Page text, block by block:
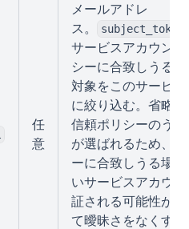
任
意
メールアドレ
ス。
subject_token
サービスアカウン
シーに合致しうる
対象をこのサービ
に絞り込む。省略
信頼ポリシーのう
が選ばれるため、
ーに合致しうる場
いサービスアカウ
証される可能性が
て曖昧さをなくす